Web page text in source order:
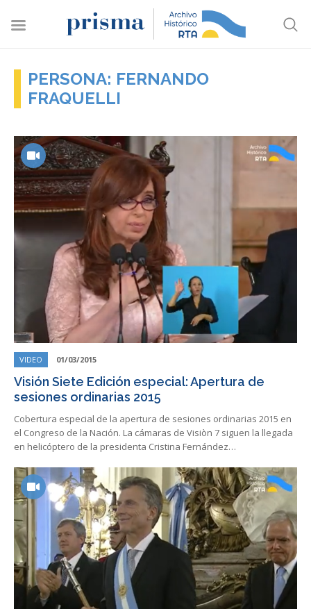
PERSONA: FERNANDO
FRAQUELLI
VIDEO 01/03/2015
Visión Siete Edición especial: Apertura de
sesiones ordinarias 2015
Cobertura especial de la apertura de sesiones ordinarias 2015 en
el Congreso de la Nación. La cámaras de Visiòn 7 siguen la llegada
en helicóptero de la presidenta Cristina Fernández…